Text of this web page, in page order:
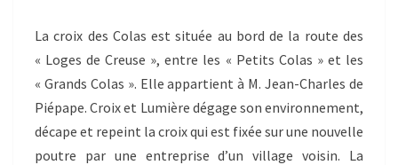
La croix des Colas est située au bord de la route des
« Loges de Creuse », entre les « Petits Colas » et les
« Grands Colas ». Elle appartient à M. Jean-Charles de
Piépape. Croix et Lumière dégage son environnement,
décape et repeint la croix qui est fixée sur une nouvelle
poutre par une entreprise d’un village voisin. La